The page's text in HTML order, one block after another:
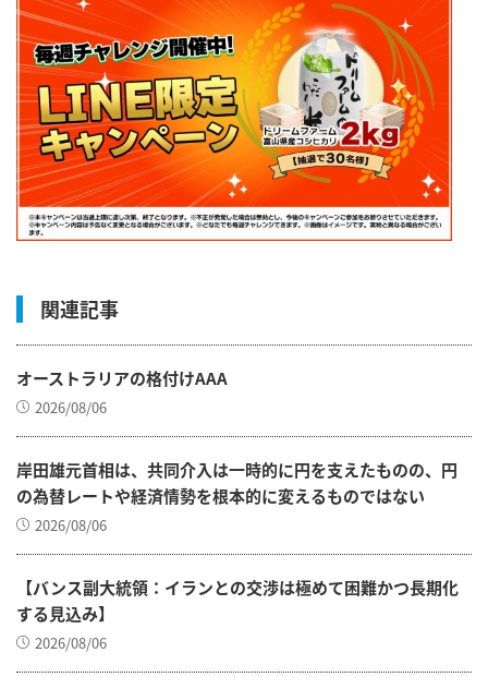
関連記事
オーストラリアの格付けAAA
2026/08/06
岸田雄元首相は、共同介入は一時的に円を支えたものの、円
の為替レートや経済情勢を根本的に変えるものではない
2026/08/06
【バンス副大統領：イランとの交渉は極めて困難かつ長期化
する見込み】
2026/08/06